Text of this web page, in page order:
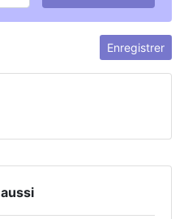
Enregistrer